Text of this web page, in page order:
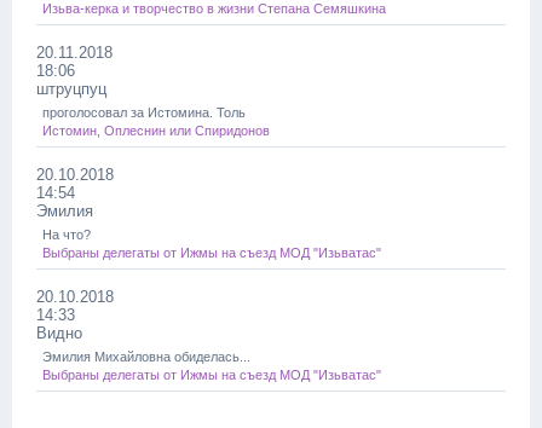
Изьва-керка и творчество в жизни Степана Семяшкина
20.11.2018
18:06
штруцпуц
проголосовал за Истомина. Толь
Истомин, Оплеснин или Спиридонов
20.10.2018
14:54
Эмилия
На что?
Выбраны делегаты от Ижмы на съезд МОД "Изьватас"
20.10.2018
14:33
Видно
Эмилия Михайловна обиделась...
Выбраны делегаты от Ижмы на съезд МОД "Изьватас"